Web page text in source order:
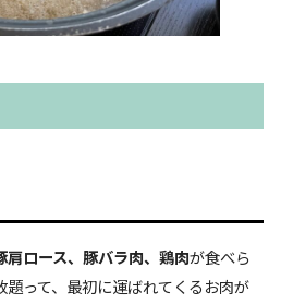
肩ロース、豚バラ肉、鶏肉が食べら
って、最初に運ばれてくるお肉が